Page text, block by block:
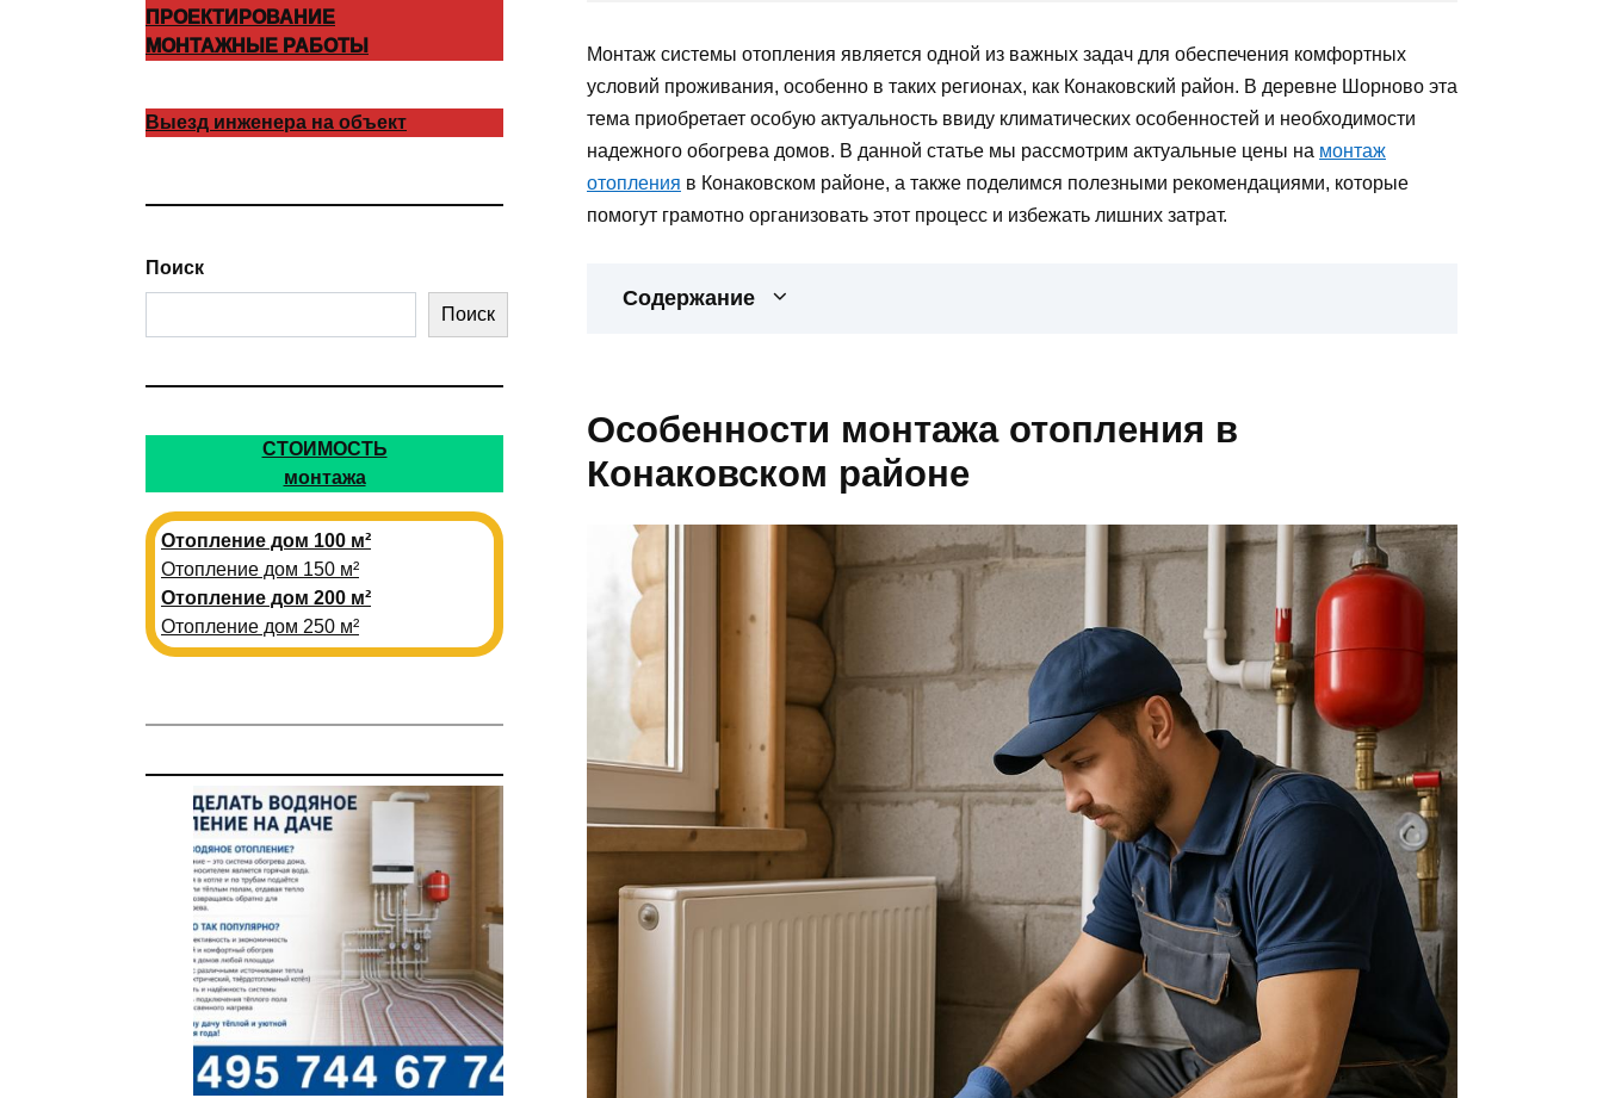
Монтаж системы отопления является одной из важных задач для обеспечения комфортных
условий проживания, особенно в таких регионах, как Конаковский район. В деревне Шорново эта
тема приобретает особую актуальность ввиду климатических особенностей и необходимости
надежного обогрева домов. В данной статье мы рассмотрим актуальные цены на монтаж
отопления в Конаковском районе, а также поделимся полезными рекомендациями, которые
помогут грамотно организовать этот процесс и избежать лишних затрат.
Содержание
Особенности монтажа отопления в
Конаковском районе
ПРОЕКТИРОВАНИЕ
МОНТАЖНЫЕ РАБОТЫ
Выезд инженера на объект
Поиск
Поиск
СТОИМОСТЬ
монтажа
Отопление дом 100 м²
Отопление дом 150 м²
Отопление дом 200 м²
Отопление дом 250 м²